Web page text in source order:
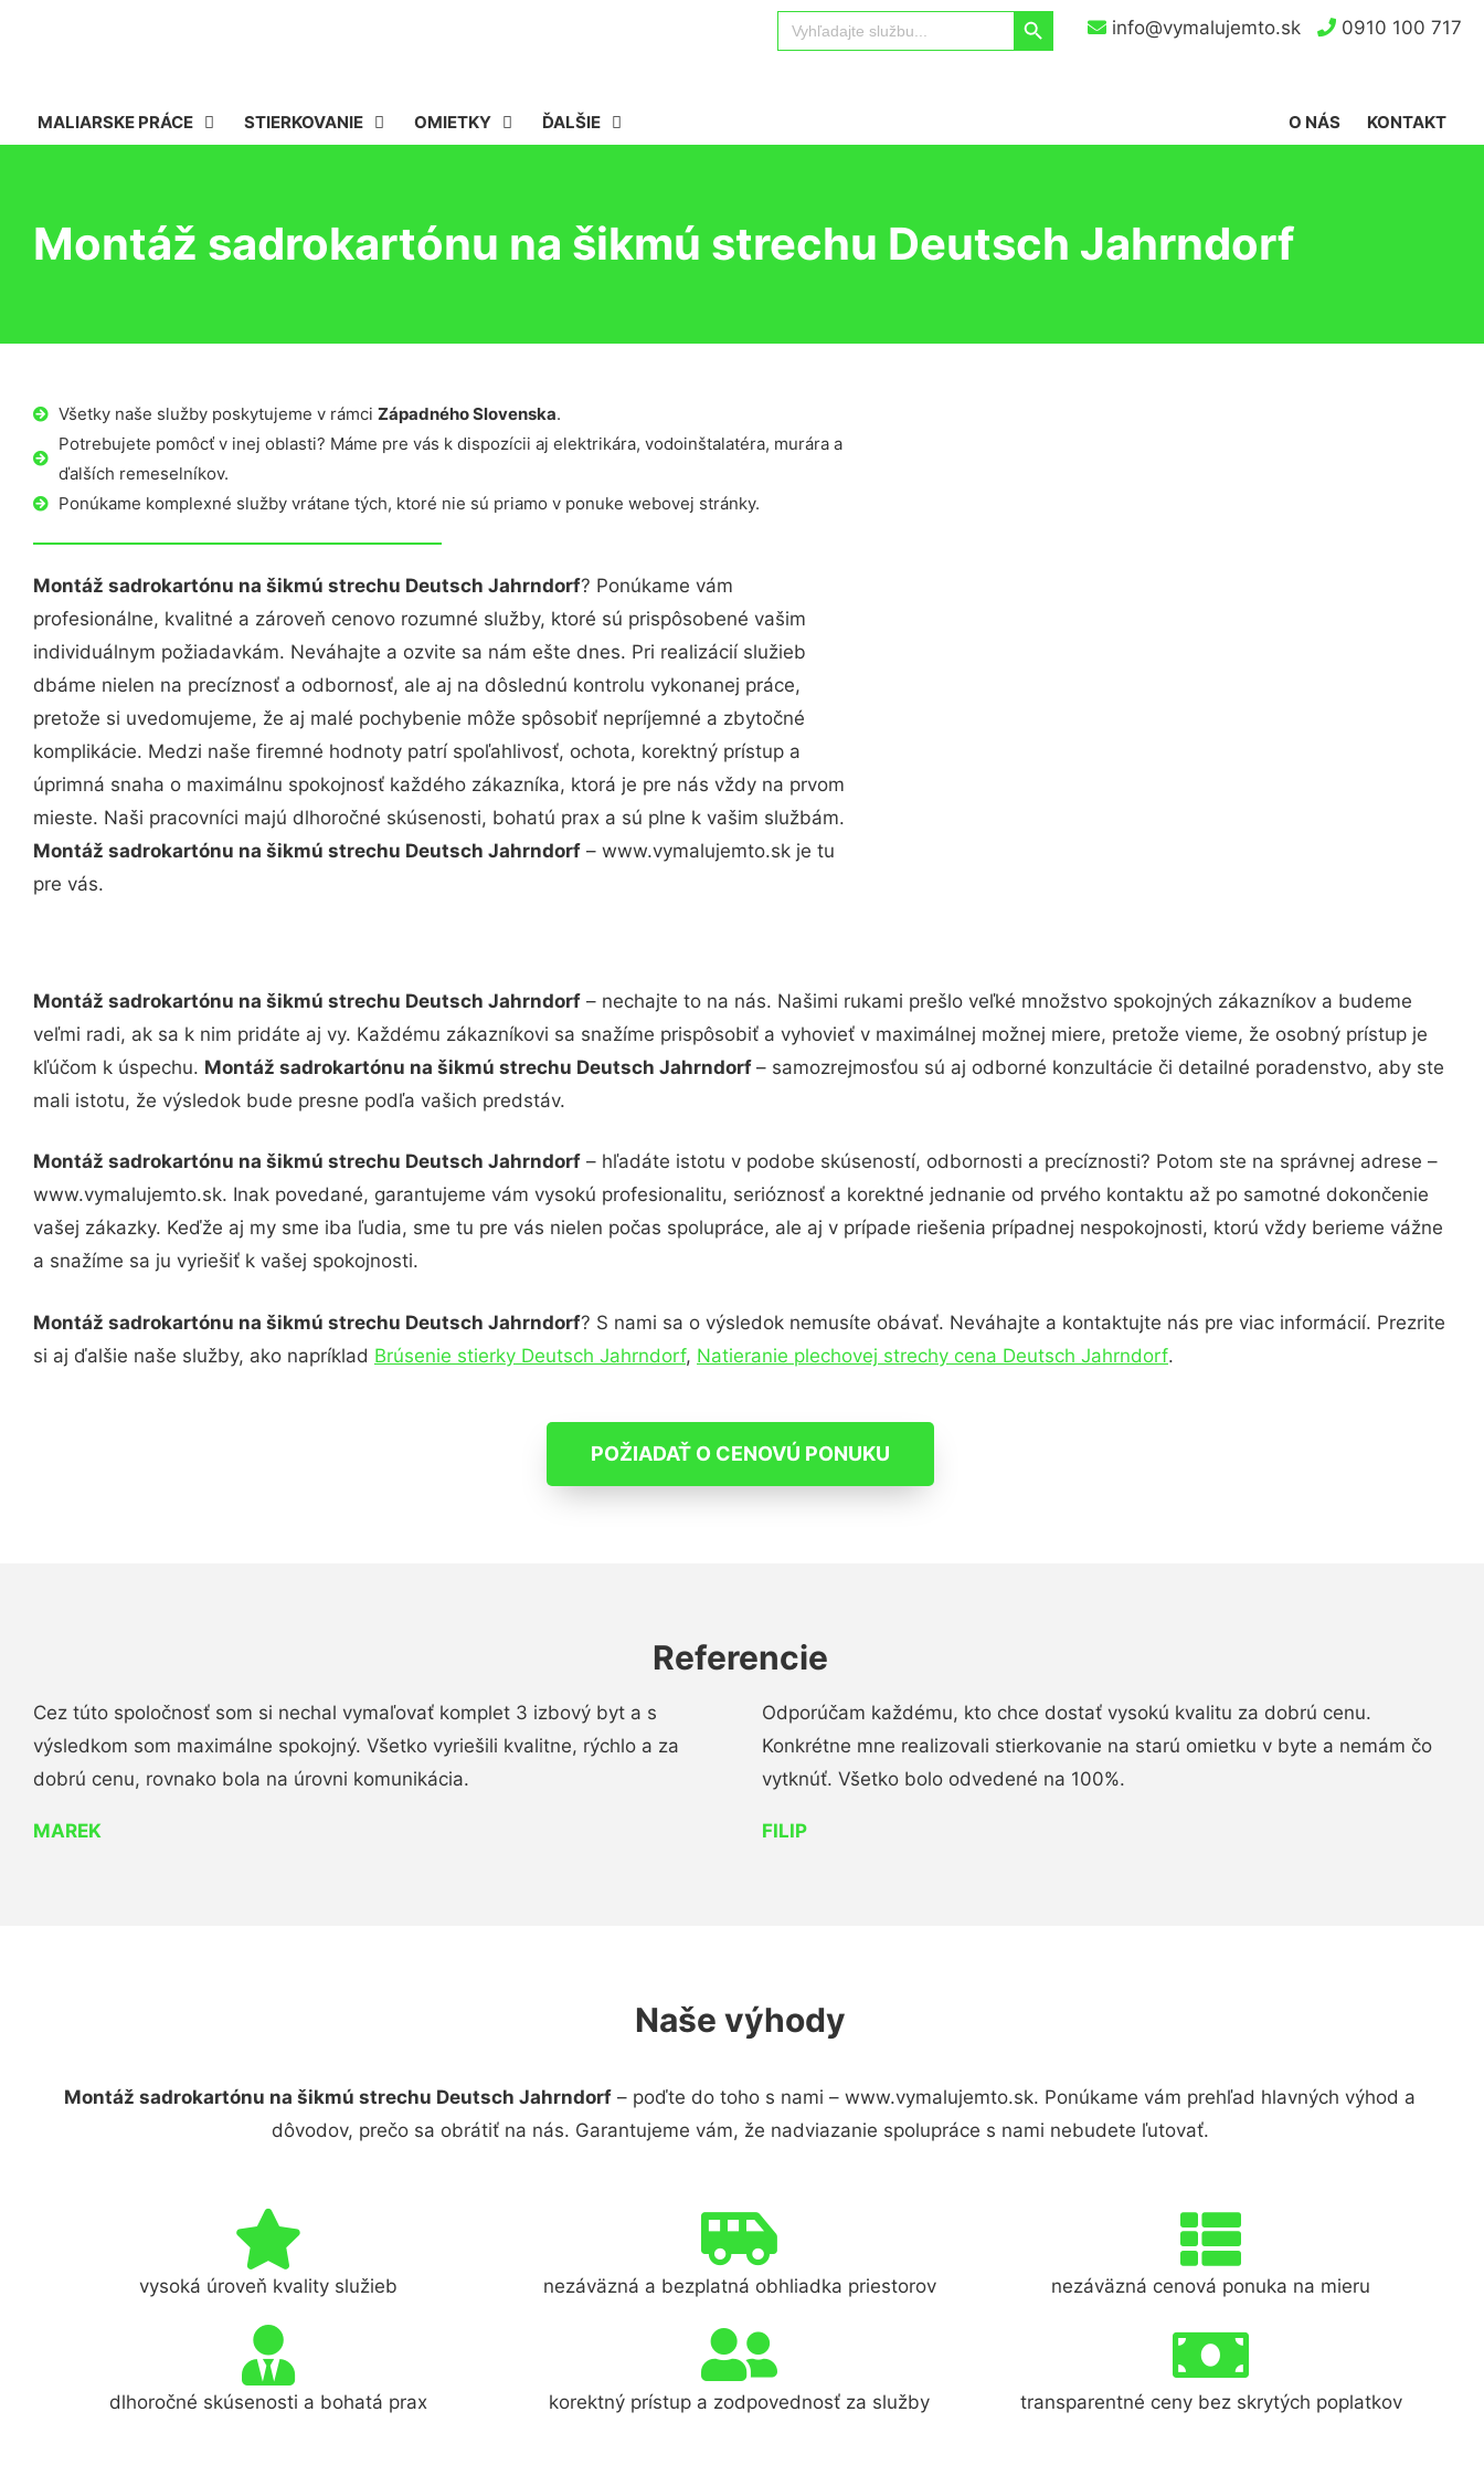
info@vymalujemto.sk 0910 100 717
Search
for:
Search Button
MALIARSKE PRÁCE STIERKOVANIE OMIETKY ĎALŠIE KONTAKT
O NÁS
Montáž sadrokartónu na šikmú strechu Deutsch Jahrndorf
Všetky naše služby poskytujeme v rámci Západného Slovenska.
Potrebujete pomôcť v inej oblasti? Máme pre vás k dispozícii aj elektrikára, vodoinštalatéra, murára a
ďalších remeselníkov.
Ponúkame komplexné služby vrátane tých, ktoré nie sú priamo v ponuke webovej stránky.
Montáž sadrokartónu na šikmú strechu Deutsch Jahrndorf? Ponúkame vám
profesionálne, kvalitné a zároveň cenovo rozumné služby, ktoré sú prispôsobené vašim
individuálnym požiadavkám. Neváhajte a ozvite sa nám ešte dnes. Pri realizácií služieb
dbáme nielen na precíznosť a odbornosť, ale aj na dôslednú kontrolu vykonanej práce,
pretože si uvedomujeme, že aj malé pochybenie môže spôsobiť nepríjemné a zbytočné
komplikácie. Medzi naše firemné hodnoty patrí spoľahlivosť, ochota, korektný prístup a
úprimná snaha o maximálnu spokojnosť každého zákazníka, ktorá je pre nás vždy na prvom
mieste. Naši pracovníci majú dlhoročné skúsenosti, bohatú prax a sú plne k vašim službám.
Montáž sadrokartónu na šikmú strechu Deutsch Jahrndorf – www.vymalujemto.sk je tu
pre vás.
Montáž sadrokartónu na šikmú strechu Deutsch Jahrndorf – nechajte to na nás. Našimi rukami prešlo veľké množstvo spokojných zákazníkov a budeme
veľmi radi, ak sa k nim pridáte aj vy. Každému zákazníkovi sa snažíme prispôsobiť a vyhovieť v maximálnej možnej miere, pretože vieme, že osobný prístup je
kľúčom k úspechu. Montáž sadrokartónu na šikmú strechu Deutsch Jahrndorf – samozrejmosťou sú aj odborné konzultácie či detailné poradenstvo, aby ste
mali istotu, že výsledok bude presne podľa vašich predstáv.
Montáž sadrokartónu na šikmú strechu Deutsch Jahrndorf – hľadáte istotu v podobe skúseností, odbornosti a precíznosti? Potom ste na správnej adrese –
www.vymalujemto.sk. Inak povedané, garantujeme vám vysokú profesionalitu, serióznosť a korektné jednanie od prvého kontaktu až po samotné dokončenie
vašej zákazky. Keďže aj my sme iba ľudia, sme tu pre vás nielen počas spolupráce, ale aj v prípade riešenia prípadnej nespokojnosti, ktorú vždy berieme vážne
a snažíme sa ju vyriešiť k vašej spokojnosti.
Montáž sadrokartónu na šikmú strechu Deutsch Jahrndorf? S nami sa o výsledok nemusíte obávať. Neváhajte a kontaktujte nás pre viac informácií. Prezrite
si aj ďalšie naše služby, ako napríklad Brúsenie stierky Deutsch Jahrndorf, Natieranie plechovej strechy cena Deutsch Jahrndorf.
POŽIADAŤ O CENOVÚ PONUKU
Referencie
Cez túto spoločnosť som si nechal vymaľovať komplet 3 izbový byt a s
výsledkom som maximálne spokojný. Všetko vyriešili kvalitne, rýchlo a za
dobrú cenu, rovnako bola na úrovni komunikácia.
MAREK
Odporúčam každému, kto chce dostať vysokú kvalitu za dobrú cenu.
Konkrétne mne realizovali stierkovanie na starú omietku v byte a nemám čo
vytknúť. Všetko bolo odvedené na 100%.
FILIP
Naše výhody
Montáž sadrokartónu na šikmú strechu Deutsch Jahrndorf – poďte do toho s nami – www.vymalujemto.sk. Ponúkame vám prehľad hlavných výhod a
dôvodov, prečo sa obrátiť na nás. Garantujeme vám, že nadviazanie spolupráce s nami nebudete ľutovať.
vysoká úroveň kvality služieb nezáväzná a bezplatná obhliadka priestorov nezáväzná cenová ponuka na mieru
dlhoročné skúsenosti a bohatá prax korektný prístup a zodpovednosť za služby transparentné ceny bez skrytých poplatkov